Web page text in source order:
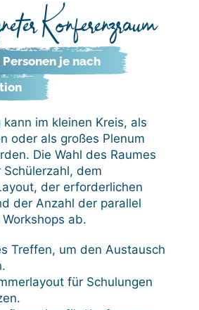
Konferenzraum
Personen je nach
im kleinen Kreis, als
oder als großes Plenum
Die Wahl des Raumes
dem
der erforderlichen
der Anzahl der parallel
ab.
Treffen, um den Austausch
für Schulungen